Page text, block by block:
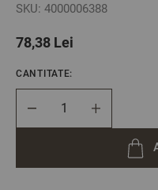
SKU: 4000006388
78,38 Lei
CANTITATE: